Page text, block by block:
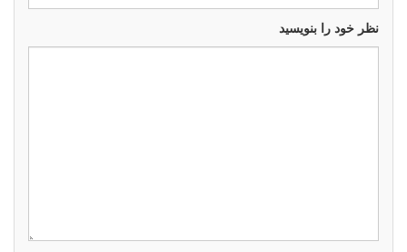
نظر خود را بنویسید